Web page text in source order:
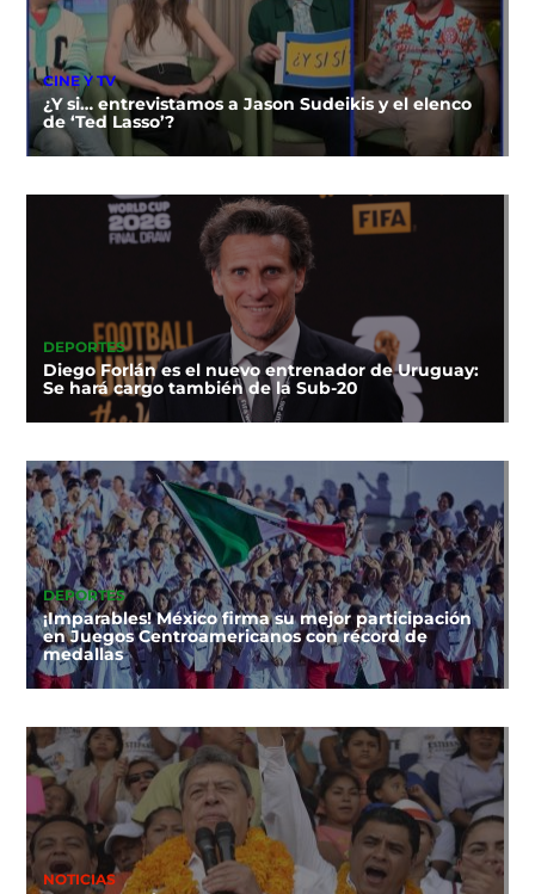
CINE Y TV
¿Y si… entrevistamos a Jason Sudeikis y el elenco
de ‘Ted Lasso’?
DEPORTES
Diego Forlán es el nuevo entrenador de Uruguay:
Se hará cargo también de la Sub-20
DEPORTES
¡Imparables! México firma su mejor participación
en Juegos Centroamericanos con récord de
medallas
NOTICIAS